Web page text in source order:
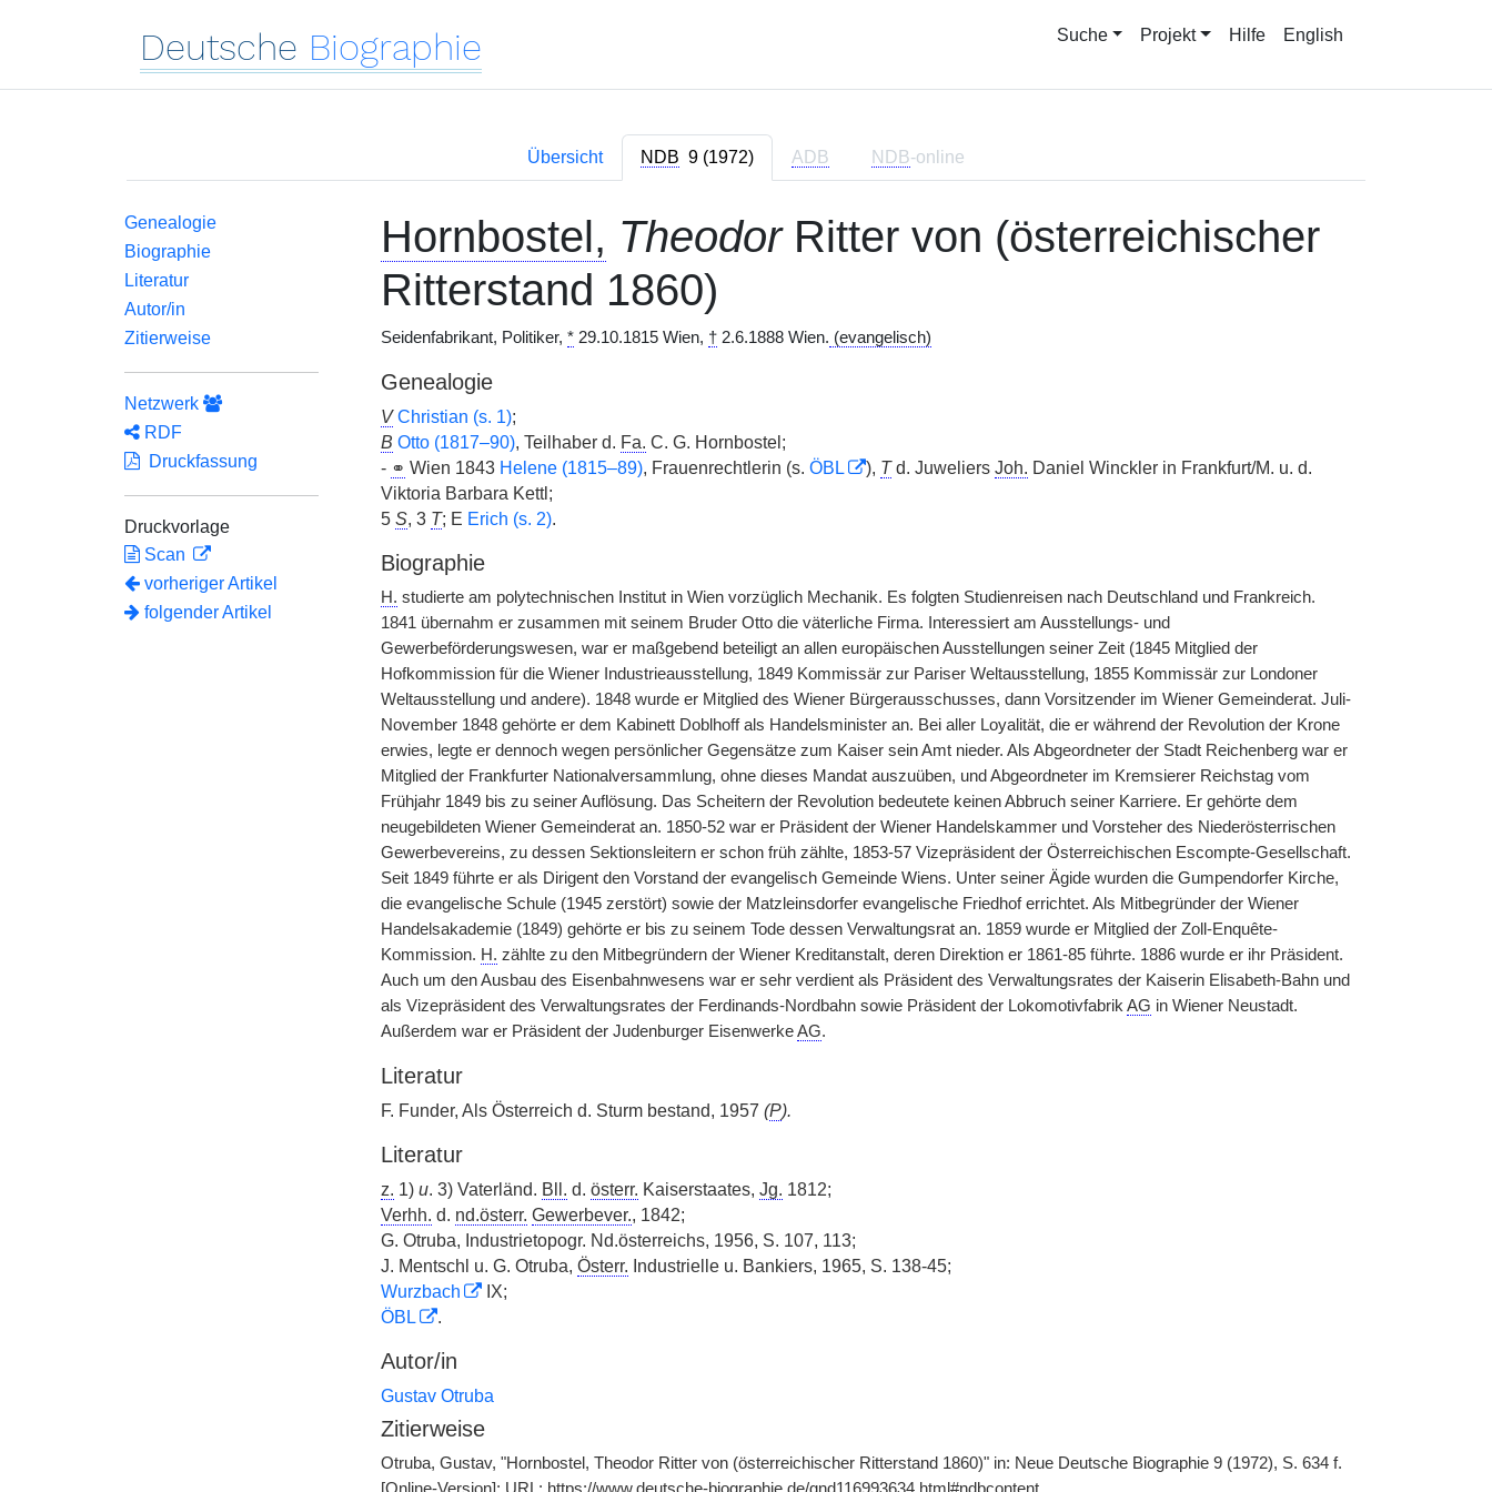
Deutsche Biographie Suche Projekt Hilfe English
Übersicht NDB 9 (1972) ADB NDB-online
Genealogie
Biographie
Literatur
Autor/in
Zitierweise
Netzwerk
RDF
Druckfassung
Druckvorlage
Scan
vorheriger Artikel
folgender Artikel
Hornbostel, TheodorRitter von (österreichischer
Ritterstand 1860)
Seidenfabrikant, Politiker, *29.10.1815 Wien, †2.6.1888 Wien. (evangelisch)
Genealogie
V Christian (s. 1);
B Otto (1817–90), Teilhaber d. Fa. C. G. Hornbostel;
- ⚭ Wien 1843 Helene (1815–89), Frauenrechtlerin (s. ÖBL ), Td. Juweliers Joh. Daniel Winckler in Frankfurt/M. u. d.
Viktoria Barbara Kettl;
5 S, 3 T; E Erich (s. 2).
Biographie
H. studierte am polytechnischen Institut in Wien vorzüglich Mechanik. Es folgten Studienreisen nach Deutschland und Frankreich.
1841 übernahm er zusammen mit seinem Bruder Otto die väterliche Firma. Interessiert am Ausstellungs- und
Gewerbeförderungswesen, war er maßgebend beteiligt an allen europäischen Ausstellungen seiner Zeit (1845 Mitglied der
Hofkommission für die Wiener Industrieausstellung, 1849 Kommissär zur Pariser Weltausstellung, 1855 Kommissär zur Londoner
Weltausstellung und andere). 1848 wurde er Mitglied des Wiener Bürgerausschusses, dann Vorsitzender im Wiener Gemeinderat. Juli-
November 1848 gehörte er dem Kabinett Doblhoff als Handelsminister an. Bei aller Loyalität, die er während der Revolution der Krone
erwies, legte er dennoch wegen persönlicher Gegensätze zum Kaiser sein Amt nieder. Als Abgeordneter der Stadt Reichenberg war er
Mitglied der Frankfurter Nationalversammlung, ohne dieses Mandat auszuüben, und Abgeordneter im Kremsierer Reichstag vom
Frühjahr 1849 bis zu seiner Auflösung. Das Scheitern der Revolution bedeutete keinen Abbruch seiner Karriere. Er gehörte dem
neugebildeten Wiener Gemeinderat an. 1850-52 war er Präsident der Wiener Handelskammer und Vorsteher des Niederösterrischen
Gewerbevereins, zu dessen Sektionsleitern er schon früh zählte, 1853-57 Vizepräsident der Österreichischen Escompte-Gesellschaft.
Seit 1849 führte er als Dirigent den Vorstand der evangelisch Gemeinde Wiens. Unter seiner Ägide wurden die Gumpendorfer Kirche,
die evangelische Schule (1945 zerstört) sowie der Matzleinsdorfer evangelische Friedhof errichtet. Als Mitbegründer der Wiener
Handelsakademie (1849) gehörte er bis zu seinem Tode dessen Verwaltungsrat an. 1859 wurde er Mitglied der Zoll-Enquête-
Kommission. H. zählte zu den Mitbegründern der Wiener Kreditanstalt, deren Direktion er 1861-85 führte. 1886 wurde er ihr Präsident.
Auch um den Ausbau des Eisenbahnwesens war er sehr verdient als Präsident des Verwaltungsrates der Kaiserin Elisabeth-Bahn und
als Vizepräsident des Verwaltungsrates der Ferdinands-Nordbahn sowie Präsident der Lokomotivfabrik AG in Wiener Neustadt.
Außerdem war er Präsident der Judenburger EisenwerkeAG.
Literatur
F. Funder, Als Österreich d. Sturm bestand, 1957 (P).
Literatur
z. 1) u. 3) Vaterländ. Bll. d. österr. Kaiserstaates, Jg. 1812;
Verhh. d. nd.österr. Gewerbever., 1842;
G. Otruba, Industrietopogr. Nd.österreichs, 1956, S. 107, 113;
J. Mentschl u. G. Otruba, Österr. Industrielle u. Bankiers, 1965, S. 138-45;
Wurzbach
IX;
ÖBL
.
Autor/in
Gustav Otruba
Zitierweise
Otruba, Gustav, "Hornbostel, Theodor Ritter von (österreichischer Ritterstand 1860)" in: Neue Deutsche Biographie 9 (1972), S. 634 f.